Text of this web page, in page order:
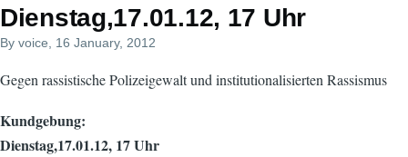
Dienstag,17.01.12, 17 Uhr
By voice , 16 January, 2012
Gegen rassistische Polizeigewalt und institutionalisierten Rassismus
Kundgebung:
Dienstag,17.01.12, 17 Uhr